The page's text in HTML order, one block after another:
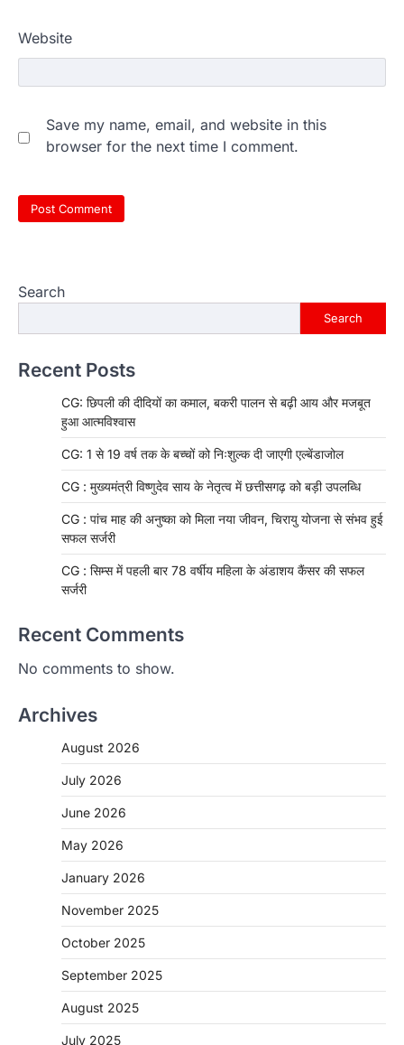
Website
Save my name, email, and website in this
browser for the next time I comment.
Search
Search
Recent Posts
CG: छिपली की दीदियों का कमाल, बकरी पालन से बढ़ी आय और मजबूत
हुआ आत्मविश्वास
CG: 1 से 19 वर्ष तक के बच्चों को निःशुल्क दी जाएगी एल्बेंडाजोल
CG : मुख्यमंत्री विष्णुदेव साय के नेतृत्व में छत्तीसगढ़ को बड़ी उपलब्धि
CG : पांच माह की अनुष्का को मिला नया जीवन, चिरायु योजना से संभव हुई
सफल सर्जरी
CG : सिम्स में पहली बार 78 वर्षीय महिला के अंडाशय कैंसर की सफल
सर्जरी
Recent Comments
No comments to show.
Archives
August 2026
July 2026
June 2026
May 2026
January 2026
November 2025
October 2025
September 2025
August 2025
July 2025
CHHATTISGARH
CG: 1 से 19 वर्ष तक के बच्चों को निःशुल्क दी
जाएगी एल्बेंडाजोल
More Khabar August 7, 2026
रायपुर। राष्ट्रीय कृमि मुक्ति दिवस भारत सरकार द्वारा
CHHATTISGARH